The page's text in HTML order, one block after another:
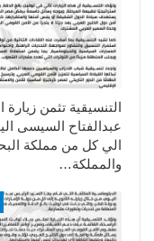
التنسيقية تثمن زيارة
عبدالفتاح السيسى
الي كل من مملكة
والمملكة…